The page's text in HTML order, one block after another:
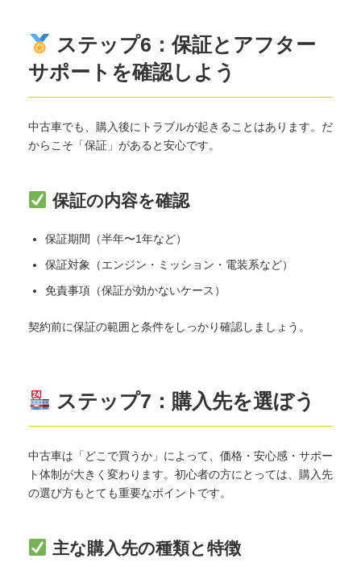
ステップ6：保証とアフター
サポートを確認しよう
中古車でも、購入後にトラブルが起きることはあります。だ
からこそ「保証」があると安心です。
保証の内容を確認
保証期間（半年〜1年など）
保証対象（エンジン・ミッション・電装系など）
免責事項（保証が効かないケース）
契約前に保証の範囲と条件をしっかり確認しましょう。
ステップ7：購入先を選ぼう
中古車は「どこで買うか」によって、価格・安心感・サポー
ト体制が大きく変わります。初心者の方にとっては、購入先
の選び方もとても重要なポイントです。
主な購入先の種類と特徴